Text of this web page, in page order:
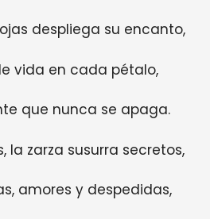
despliega su encanto,
vida en cada pétalo,
que nunca se apaga.
la zarza susurra secretos,
amores y despedidas,